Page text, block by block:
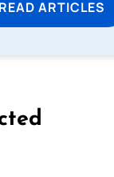
READ ARTICLES